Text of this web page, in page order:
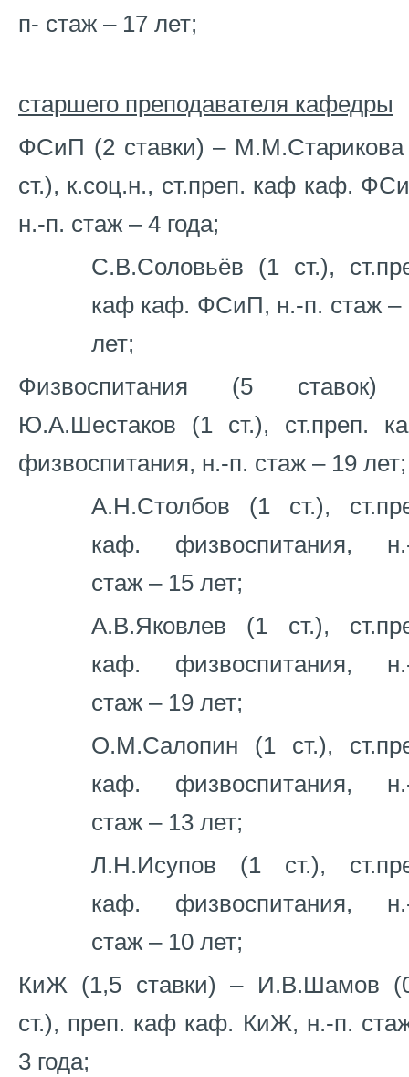
п- стаж – 17 лет;
старшего преподавателя кафедры
ФСиП (2 ставки) – М.М.Старикова
ст.), к.соц.н., ст.преп. каф каф.
н.-п. стаж – 4 года;
С.В.Соловьёв (1 ст.),
каф каф. ФСиП, н.-п. стаж –
лет;
Физвоспитания (5
Ю.А.Шестаков (1 ст.), ст.преп.
физвоспитания, н.-п. стаж – 19 лет;
А.Н.Столбов (1 ст.),
каф. физвоспитания,
стаж – 15 лет;
А.В.Яковлев (1 ст.),
каф. физвоспитания,
стаж – 19 лет;
О.М.Салопин (1 ст.),
каф. физвоспитания,
стаж – 13 лет;
Л.Н.Исупов (1 ст.),
каф. физвоспитания,
стаж – 10 лет;
КиЖ (1,5 ставки) – И.В.Шамов
ст.), преп. каф каф. КиЖ, н.-п.
3 года;